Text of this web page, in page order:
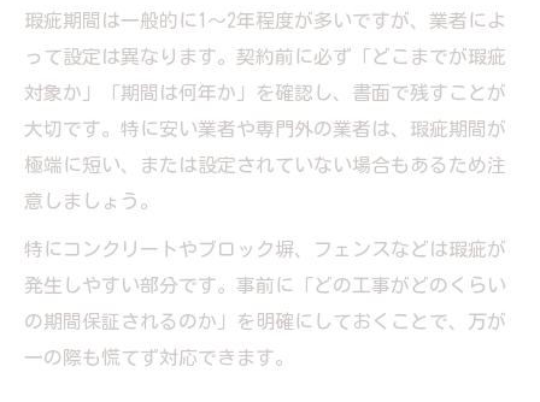
瑕疵期間は一般的に1～2年程度が多いですが、業者によ
って設定は異なります。契約前に必ず「どこまでが瑕疵
対象か」「期間は何年か」を確認し、書面で残すことが
大切です。特に安い業者や専門外の業者は、瑕疵期間が
極端に短い、または設定されていない場合もあるため注
意しましょう。
特にコンクリートやブロック塀、フェンスなどは瑕疵が
発生しやすい部分です。事前に「どの工事がどのくらい
の期間保証されるのか」を明確にしておくことで、万が
一の際も慌てず対応できます。